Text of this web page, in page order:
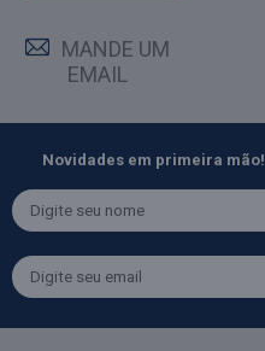
MANDE UM
EMAIL
Novidades em primeira mão!